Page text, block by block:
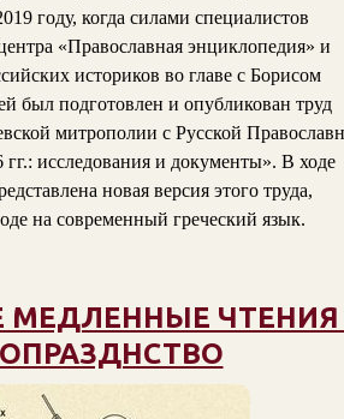
году, когда силами специалистов
«Православная энциклопедия» и
историков во главе с Борисом
был подготовлен и опубликован труд
митрополии с Русской
исследования и документы». В ходе
новая версия этого труда,
на современный греческий язык.
МЕДЛЕННЫЕ ЧТЕНИЯ